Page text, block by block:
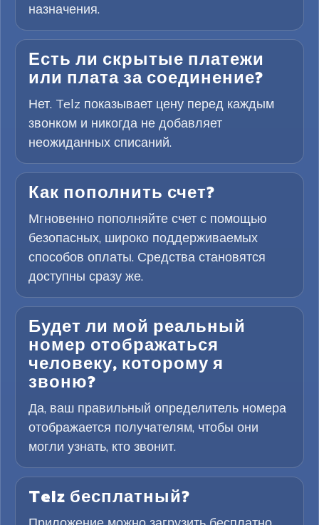
назначения.
Есть ли скрытые платежи
или плата за соединение?
Нет. Telz показывает цену перед каждым
звонком и никогда не добавляет
неожиданных списаний.
Как пополнить счет?
Мгновенно пополняйте счет с помощью
безопасных, широко поддерживаемых
способов оплаты. Средства становятся
доступны сразу же.
Будет ли мой реальный
номер отображаться
человеку, которому я
звоню?
Да, ваш правильный определитель номера
отображается получателям, чтобы они
могли узнать, кто звонит.
Telz бесплатный?